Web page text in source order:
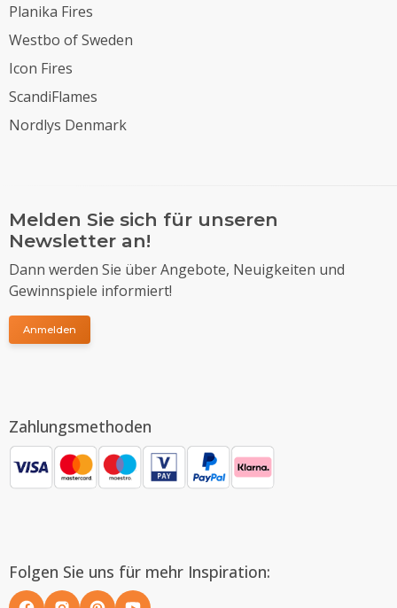
Planika Fires
Westbo of Sweden
Icon Fires
ScandiFlames
Nordlys Denmark
Melden Sie sich für unseren
Newsletter an!
Dann werden Sie über Angebote, Neuigkeiten und
Gewinnspiele informiert!
Anmelden
Zahlungsmethoden
Folgen Sie uns für mehr Inspiration: